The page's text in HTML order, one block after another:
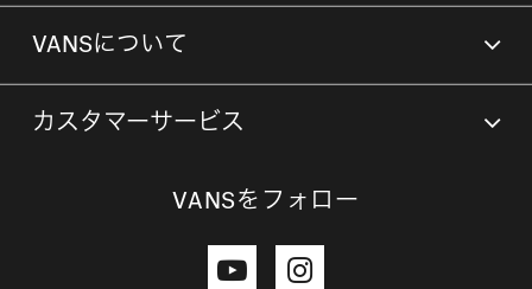
VANSについて
カスタマーサービス
VANSをフォロー